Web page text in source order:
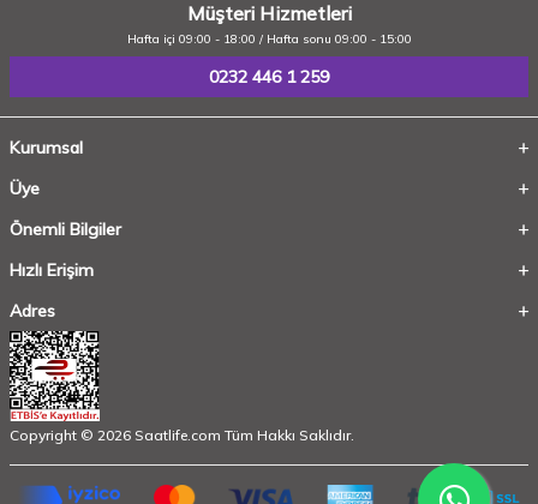
Müşteri Hizmetleri
Hafta içi 09:00 - 18:00 / Hafta sonu 09:00 - 15:00
0232 446 1 259
Kurumsal
Üye
Önemli Bilgiler
Hızlı Erişim
Adres
Copyright © 2026 Saatlife.com Tüm Hakkı Saklıdır.